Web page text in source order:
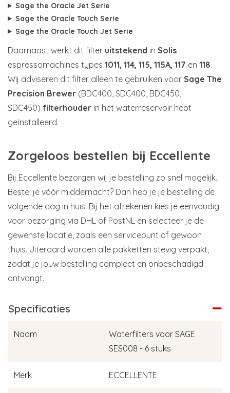
Sage the Oracle Jet Serie
Sage the Oracle Touch Serie
Sage the Oracle Touch Jet Serie
Daarnaast werkt dit filter uitstekend in Solis
espressomachines types 1011, 114, 115, 115A, 117 en 118.
Wij adviseren dit filter alleen te gebruiken voor Sage The
Precision Brewer (BDC400, SDC400, BDC450,
SDC450) filterhouder in het waterreservoir hebt
geïnstalleerd.
Zorgeloos bestellen bij Eccellente
Bij Eccellente bezorgen wij je bestelling zo snel mogelijk.
Bestel je vóór middernacht? Dan heb je je bestelling de
volgende dag in huis. Bij het afrekenen kies je eenvoudig
voor bezorging via DHL of PostNL en selecteer je de
gewenste locatie, zoals een servicepunt of gewoon
thuis. Uiteraard worden alle pakketten stevig verpakt,
zodat je jouw bestelling compleet en onbeschadigd
ontvangt.
Specificaties
Naam
Waterfilters voor SAGE
SES008 - 6 stuks
Merk ECCELLENTE